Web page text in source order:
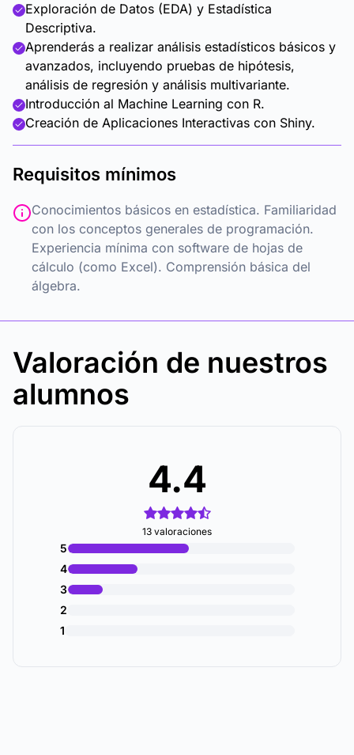
Exploración de Datos (EDA) y Estadística
Descriptiva.
Aprenderás a realizar análisis estadísticos básicos y
avanzados, incluyendo pruebas de hipótesis,
análisis de regresión y análisis multivariante.
Introducción al Machine Learning con R.
Creación de Aplicaciones Interactivas con Shiny.
Requisitos mínimos
Conocimientos básicos en estadística. Familiaridad
con los conceptos generales de programación.
Experiencia mínima con software de hojas de
cálculo (como Excel). Comprensión básica del
álgebra.
Valoración de nuestros
alumnos
4.4
13 valoraciones
5
4
3
2
1